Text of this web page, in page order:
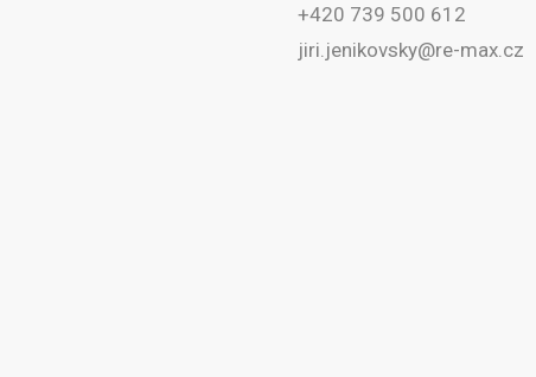
+420 739 500 612
jiri.jenikovsky@re-max.cz